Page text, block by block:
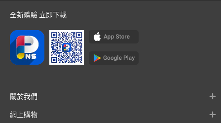
全新體驗 立即下載
關於我們
網上購物